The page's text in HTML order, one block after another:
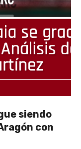
siendo
con